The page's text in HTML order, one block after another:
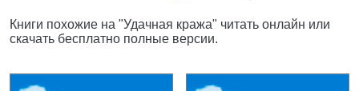
Книги похожие на "Удачная кража" читать онлайн или
скачать бесплатно полные версии.